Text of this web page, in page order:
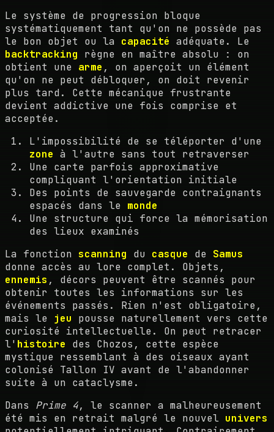
Le système de progression bloque
systématiquement tant qu'on ne possède pas
le bon objet ou la capacité adéquate. Le
backtracking règne en maître absolu : on
obtient une arme , on aperçoit un élément
qu'on ne peut débloquer, on doit revenir
plus tard. Cette mécanique frustrante
devient addictive une fois comprise et
acceptée.
L'impossibilité de se téléporter d'une
zone à l'autre sans tout retraverser
Une carte parfois approximative
compliquant l'orientation initiale
Des points de sauvegarde contraignants
espacés dans le monde
Une structure qui force la mémorisation
des lieux examinés
La fonction scanning du casque de Samus
donne accès au lore complet. Objets,
ennemis , décors peuvent être scannés pour
obtenir toutes les informations sur les
événements passés. Rien n'est obligatoire,
mais le jeu pousse naturellement vers cette
curiosité intellectuelle. On peut retracer
l' histoire des Chozos, cette espèce
mystique ressemblant à des oiseaux ayant
colonisé Tallon IV avant de l'abandonner
suite à un cataclysme.
Dans Prime 4, le scanner a malheureusement
été mis en retrait malgré le nouvel univers